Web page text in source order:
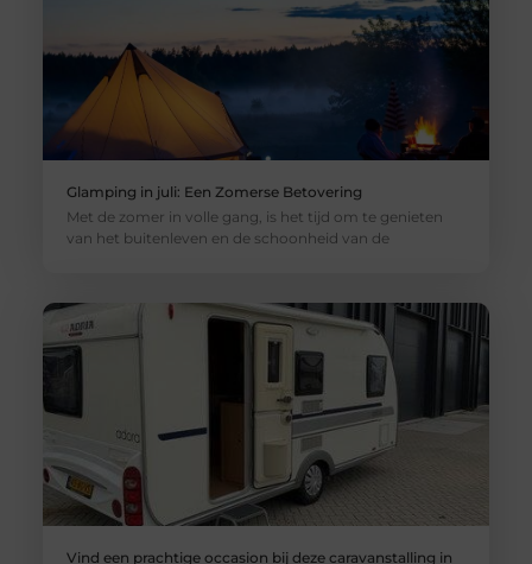
Glamping in juli: Een Zomerse Betovering
Met de zomer in volle gang, is het tijd om te genieten
van het buitenleven en de schoonheid van de
Vind een prachtige occasion bij deze caravanstalling in